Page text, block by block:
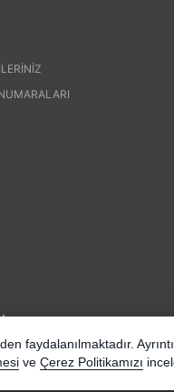
faydalanılmaktadır.
ve Çerez Politikamızı